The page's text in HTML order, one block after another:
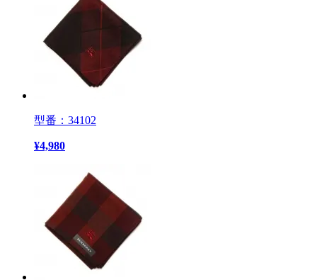
型番：34102
¥4,980